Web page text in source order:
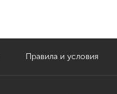
Правила и условия